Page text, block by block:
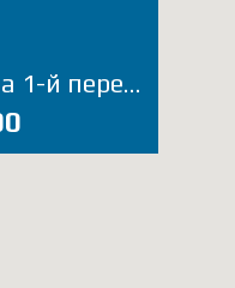
Квартира 77 м2 на 1-й переулок Ангиса (Лот 5105ЮТ)